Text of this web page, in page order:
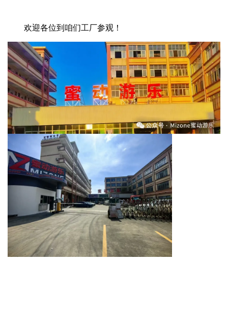
欢迎各位到咱们工厂参观！